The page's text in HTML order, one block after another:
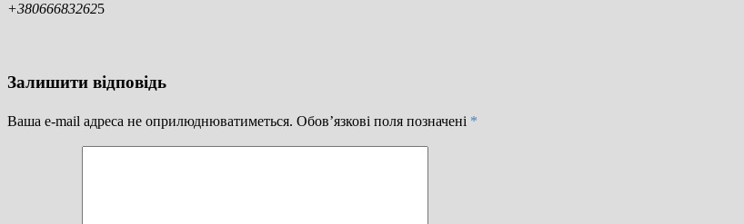
+380666832625
Залишити відповідь
Ваша e-mail адреса не оприлюднюватиметься. Обов’язкові поля позначені *